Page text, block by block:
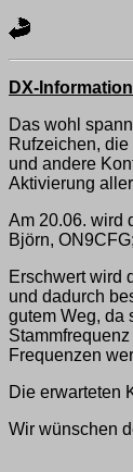
DX-
Das wohl
Rufzeichen,
und andere
Aktivierung
Am 20.06. wird
Björn,
Erschwert wird
und dadurch
gutem Weg, da
Frequenzen
Die erwarteten
Wir wünschen